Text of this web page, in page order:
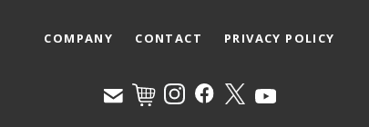
COMPANY CONTACT PRIVACY POLICY